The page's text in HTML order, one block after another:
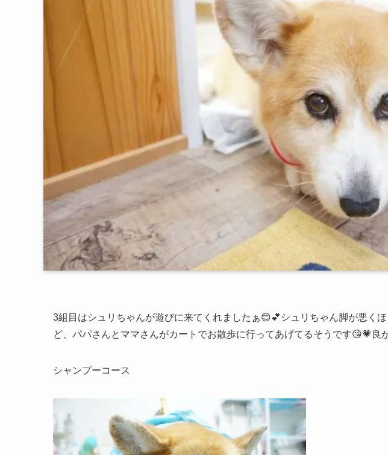
3組目はシュリちゃんが遊びに来てくれましたぁ😊💕シュリちゃん脚が悪く
ど、パパさんとママさんがカートでお散歩に行ってあげてるそうです😘💗良
シャンプーコース